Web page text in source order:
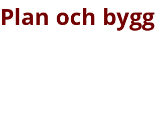
Plan och bygg